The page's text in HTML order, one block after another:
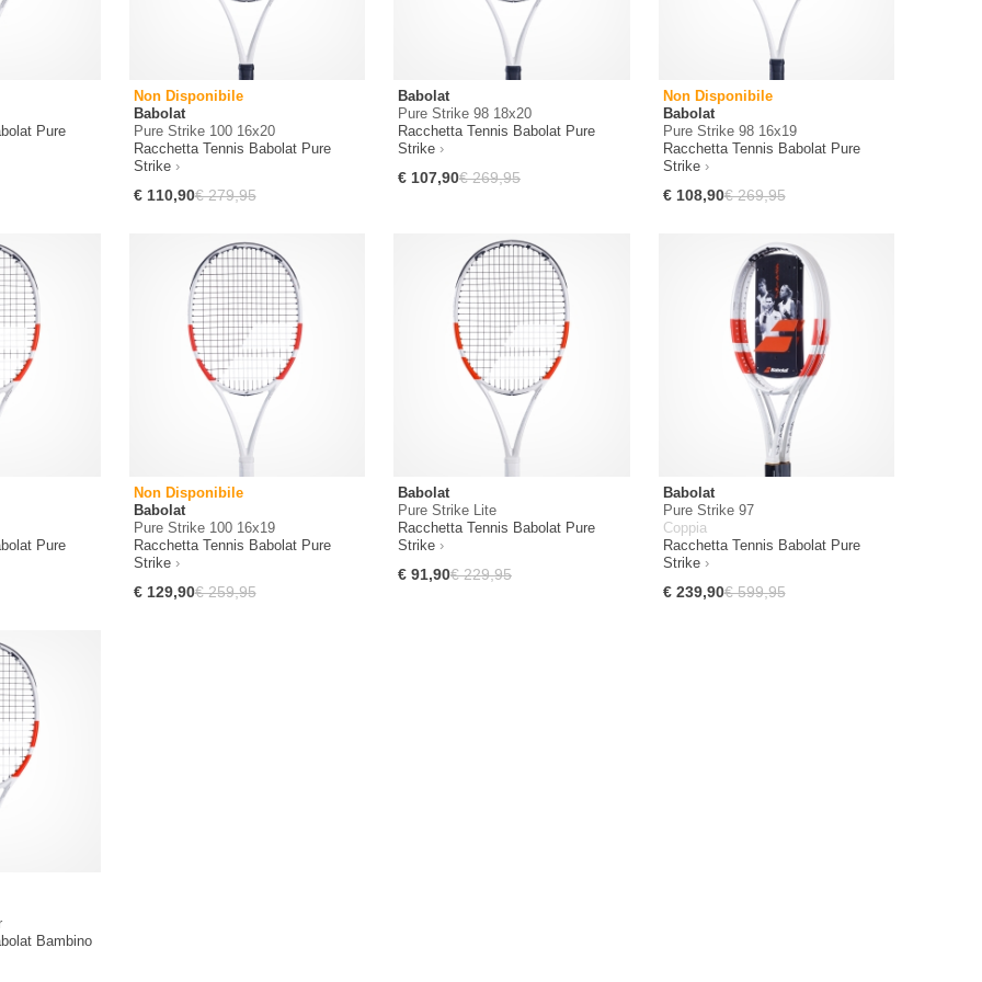
Pure
Non Disponibile
Babolat
Pure Strike 100 16x20
Racchetta Tennis Babolat Pure
Strike
€ 110,90€ 279,95
Babolat
Pure Strike 98 18x20
Racchetta Tennis Babolat Pure
Strike
€ 107,90€ 269,95
Non Disponibile
Babolat
Pure Strike 98 16x19
Racchetta Tennis Babolat Pure
Strike
€ 108,90€ 269,95
Pure
Non Disponibile
Babolat
Pure Strike 100 16x19
Racchetta Tennis Babolat Pure
Strike
€ 129,90€ 259,95
Babolat
Pure Strike Lite
Racchetta Tennis Babolat Pure
Strike
€ 91,90€ 229,95
Babolat
Pure Strike 97
Coppia
Racchetta Tennis Babolat Pure
Strike
€ 239,90€ 599,95
Bambino